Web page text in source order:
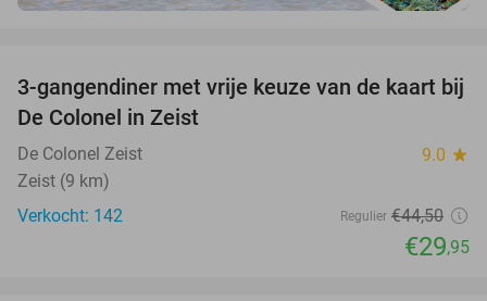
33%
3-gangendiner met vrije keuze van de kaart bij
De Colonel in Zeist
De Colonel Zeist 9.0 star
Zeist (9 km)
Verkocht: 142
Regulier €44,50
€29,95